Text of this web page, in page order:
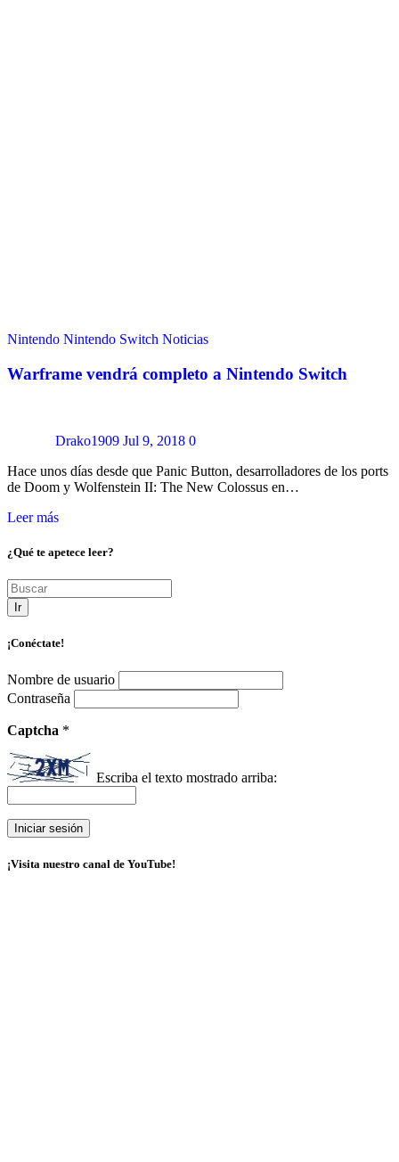
Nintendo Nintendo Switch Noticias
Warframe vendrá completo a Nintendo Switch
Drako1909 Jul 9, 2018 0
Hace unos días desde que Panic Button, desarrolladores de los ports
de Doom y Wolfenstein II: The New Colossus en…
Leer más
¿Qué te apetece leer?
Ir
¡Conéctate!
Nombre de usuario
Contraseña
Captcha *
Escriba el texto mostrado arriba:
¡Visita nuestro canal de YouTube!